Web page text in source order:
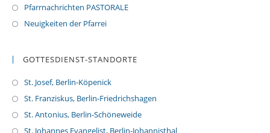
Pfarrnachrichten PASTORALE
Neuigkeiten der Pfarrei
GOTTESDIENST-STANDORTE
St. Josef, Berlin-Köpenick
St. Franziskus, Berlin-Friedrichshagen
St. Antonius, Berlin-Schöneweide